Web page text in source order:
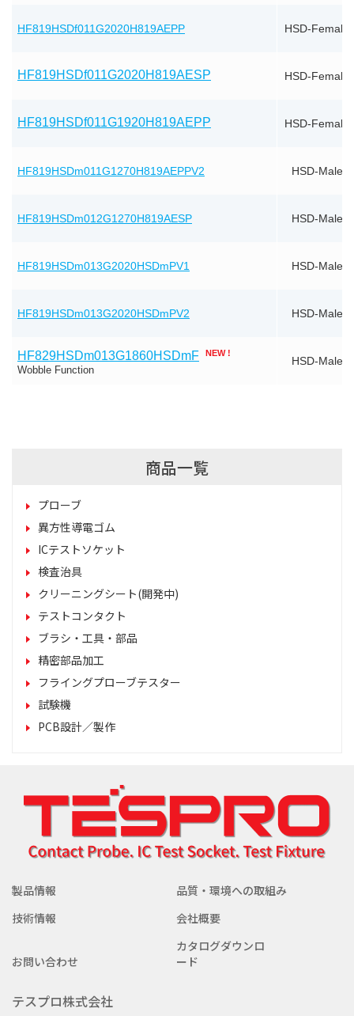
HF819HSDf011G2020H819AEPP HSD-Female
HF819HSDf011G2020H819AESP HSD-Female
HF819HSDf011G1920H819AEPP HSD-Female
HF819HSDm011G1270H819AEPPV2 HSD-Male
HF819HSDm012G1270H819AESP HSD-Male
HF819HSDm013G2020HSDmPV1 HSD-Male
HF819HSDm013G2020HSDmPV2 HSD-Male
HF829HSDm013G1860HSDmF NEW !
Wobble Function
HSD-Male
商品一覧
プローブ
異方性導電ゴム
ICテストソケット
検査治具
クリーニングシート(開発中)
テストコンタクト
ブラシ・工具・部品
精密部品加工
フライングプローブテスター
試験機
PCB設計／製作
製品情報
品質・環境への取組み
技術情報
会社概要
お問い合わせ
カタログダウンロ
ード
テスプロ株式会社